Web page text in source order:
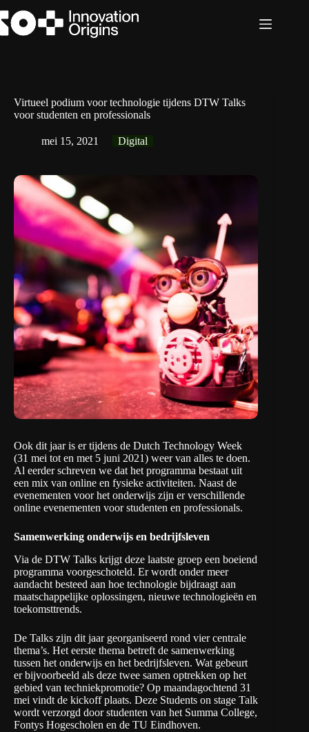
naar
de
Virtueel podium voor technologie tijdens DTW Talks
voor studenten en professionals
mei 15, 2021 Digital
Ook dit jaar is er tijdens de Dutch Technology Week
(31 mei tot en met 5 juni 2021) weer van alles te doen.
Al eerderschreven we dat het programma bestaat uit
een mix van online en fysieke activiteiten. Naast de
evenementen voor het onderwijs zijn er verschillende
online evenementen voor studenten en professionals.
Samenwerking onderwijs en bedrijfsleven
Via de DTW Talks krijgt deze laatste groep een boeiend
programma voorgeschoteld. Er wordt onder meer
aandacht besteed aan hoe technologie bijdraagt aan
maatschappelijke oplossingen, nieuwe technologieën en
toekomsttrends.
De Talks zijn dit jaar georganiseerd rond vier centrale
thema’s. Het eerste thema betreft de samenwerking
tussen het onderwijs en het bedrijfsleven. Wat gebeurt
er bijvoorbeeld als deze twee samen optrekken op het
gebied van techniekpromotie? Op maandagochtend 31
mei vindt de kickoff plaats. Deze Students on stage Talk
wordt verzorgd door studenten van het Summa College,
Fontys Hogescholen en de TU Eindhoven.